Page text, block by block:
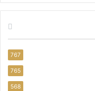
767
765
568